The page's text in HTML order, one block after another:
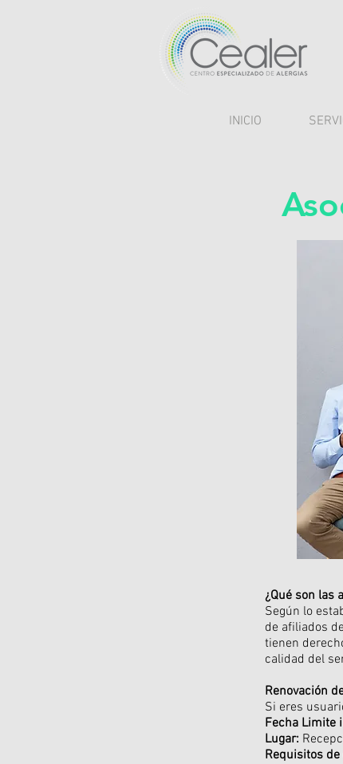
INICIO
¿Qué son las
Según lo
de afiliados
tienen
calidad del
Renovación
Si eres
Fecha Limite
Lugar:
Requisitos